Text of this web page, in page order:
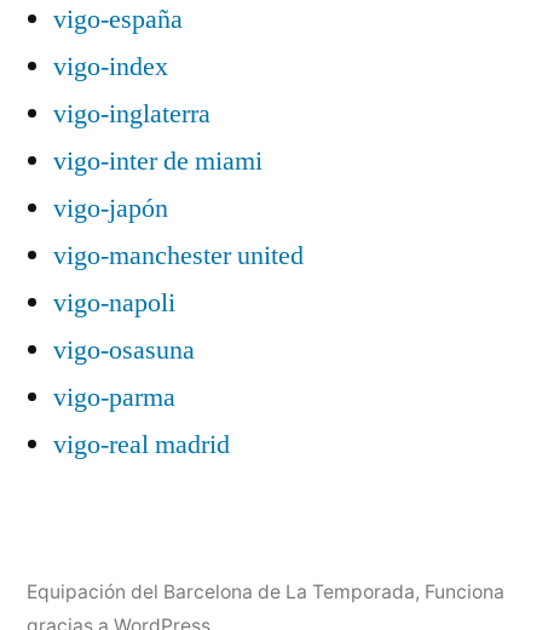
vigo-españa
vigo-index
vigo-inglaterra
vigo-inter de miami
vigo-japón
vigo-manchester united
vigo-napoli
vigo-osasuna
vigo-parma
vigo-real madrid
Equipación del Barcelona de La Temporada, Funciona